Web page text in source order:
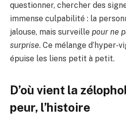
questionner, chercher des
immense culpabilité : la
jalouse, mais surveille pour ne
surprise. Ce mélange
épuise les liens petit à petit.
D’où vient la
peur, l’histoire